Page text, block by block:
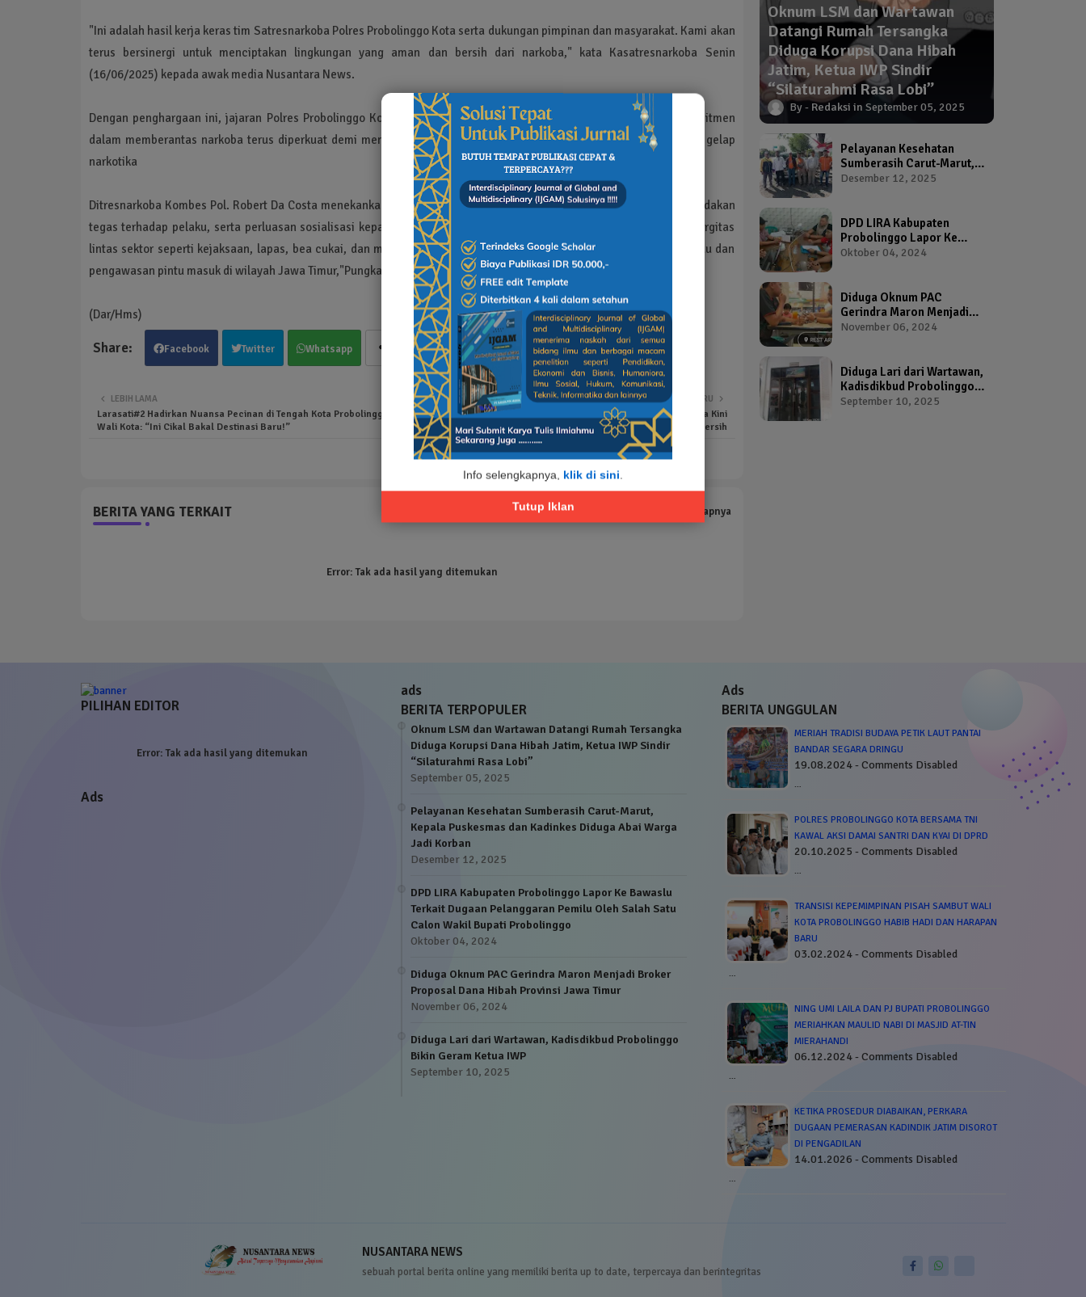
Info selengkapnya, klik di sini.
Tutup Iklan
"Ini adalah hasil kerja keras tim Satresnarkoba Polres Probolinggo Kota serta dukungan pimpinan dan masyarakat. Kami akan
terus bersinergi untuk menciptakan lingkungan yang aman dan bersih dari narkoba," kata Kasatresnarkoba Senin
(16/06/2025) kepada awak media Nusantara News.
Dengan penghargaan ini, jajaran Polres Probolinggo Kota semakin termotivasi untuk meningkatkan kinerjanya. Komitmen
dalam memberantas narkoba terus diperkuat demi menciptakan wilayah hukum yang bebas dari bahaya peredaran gelap
narkotika
Ditresnarkoba Kombes Pol. Robert Da Costa menekankan pentingnya peningkatan kinerja pengungkapan kasus, penindakan
tegas terhadap pelaku, serta perluasan sosialisasi kepada masyarakat tentang bahaya narkotika. Ia mendorong sinergitas
lintas sektor seperti kejaksaan, lapas, bea cukai, dan masyarakat, dalam rangka mendukung sistem interdiksi terpadu dan
pengawasan pintu masuk di wilayah Jawa Timur,"Pungkasnya.
(Dar/Hms)
Facebook Twitter Whatsapp
LEBIH BARU
TNI dan Warga Wonosejo Kompak Gelar Kerja Bakti, Jalan Desa Kini
Lebih Rapi dan Bersih
LEBIH LAMA
Larasati#2 Hadirkan Nuansa Pecinan di Tengah Kota Probolinggo,
Wali Kota: “Ini Cikal Bakal Destinasi Baru!”
BERITA YANG TERKAIT Tampilkan selengkapnya
Error:Tak ada hasil yang ditemukan
Oknum LSM dan Wartawan
Datangi Rumah Tersangka
Diduga Korupsi Dana Hibah
Jatim, Ketua IWP Sindir
“Silaturahmi Rasa Lobi”
Redaksi September 05, 2025
Pelayanan Kesehatan
Sumberasih Carut-Marut,
Kepala Puskesmas dan
Desember 12, 2025
DPD LIRA Kabupaten
Probolinggo Lapor Ke
Bawaslu Terkait Dugaan
Bupati Probolinggo
Oktober 04, 2024
Diduga Oknum PAC
Gerindra Maron Menjadi
Broker Proposal Dana
November 06, 2024
Diduga Lari dari Wartawan,
Kadisdikbud Probolinggo
Bikin Geram Ketua IWP
September 10, 2025
PILIHAN EDITOR
Error:Tak ada hasil yang ditemukan
Ads
ads
BERITA TERPOPULER
Oknum LSM dan Wartawan Datangi Rumah Tersangka
Diduga Korupsi Dana Hibah Jatim, Ketua IWP Sindir
“Silaturahmi Rasa Lobi”
September 05, 2025
Pelayanan Kesehatan Sumberasih Carut-Marut,
Kepala Puskesmas dan Kadinkes Diduga Abai Warga
Jadi Korban
Desember 12, 2025
DPD LIRA Kabupaten Probolinggo Lapor Ke Bawaslu
Terkait Dugaan Pelanggaran Pemilu Oleh Salah Satu
Calon Wakil Bupati Probolinggo
Oktober 04, 2024
Diduga Oknum PAC Gerindra Maron Menjadi Broker
Proposal Dana Hibah Provinsi Jawa Timur
November 06, 2024
Diduga Lari dari Wartawan, Kadisdikbud Probolinggo
Bikin Geram Ketua IWP
September 10, 2025
Ads
BERITA UNGGULAN
MERIAH TRADISI BUDAYA PETIK LAUT PANTAI
BANDAR SEGARA DRINGU
19.08.2024 - Comments Disabled
POLRES PROBOLINGGO KOTA BERSAMA TNI
KAWAL AKSI DAMAI SANTRI DAN KYAI DI DPRD
20.10.2025 - Comments Disabled
TRANSISI KEPEMIMPINAN PISAH SAMBUT WALI
KOTA PROBOLINGGO HABIB HADI DAN HARAPAN
BARU
03.02.2024 - Comments Disabled
NING UMI LAILA DAN PJ BUPATI PROBOLINGGO
MERIAHKAN MAULID NABI DI MASJID AT-TIN
MIERAHANDI
06.12.2024 - Comments Disabled
KETIKA PROSEDUR DIABAIKAN, PERKARA
DUGAAN PEMERASAN KADINDIK JATIM DISOROT
DI PENGADILAN
14.01.2026 - Comments Disabled
NUSANTARA NEWS
sebuah portal berita online yang memiliki berita up to date, terpercaya dan berintegritas